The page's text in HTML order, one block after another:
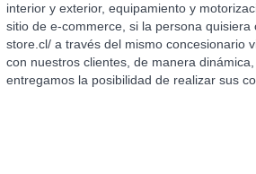
interior y exterior, equipamiento y
sitio de e-commerce, si la persona
store.cl/ a través del mismo concesionario
con nuestros clientes, de manera
entregamos la posibilidad de realizar sus